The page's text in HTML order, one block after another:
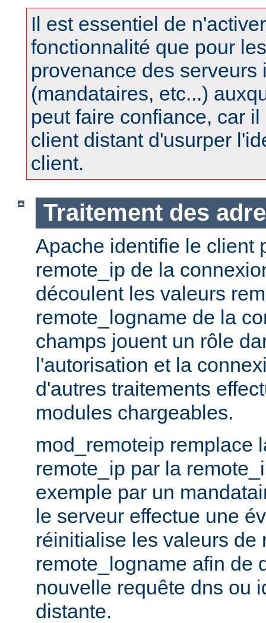
Il est essentiel de
fonctionnalité que pour
provenance des serveurs
(mandataires, etc...)
peut faire confiance, car
client distant d'usurper
client.
Traitement des
Apache identifie le client
remote_ip de la
découlent les valeurs
remote_logname de la
champs jouent un rôle
l'autorisation et la
d'autres traitements
modules chargeables.
mod_remoteip remplace
remote_ip par la
exemple par un
le serveur effectue une
réinitialise les valeurs de
remote_logname afin de
nouvelle requête dns ou
distante.